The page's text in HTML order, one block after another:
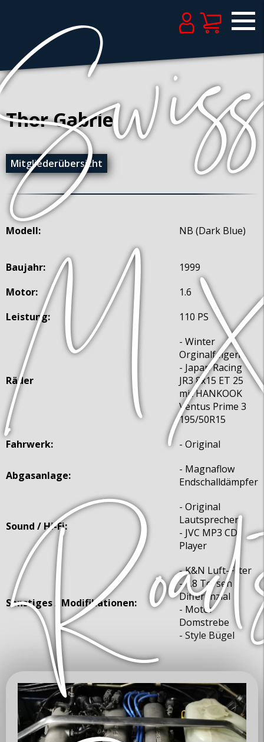
Thor Gabriel
Mitgliederübersicht
Modell: NB (Dark Blue)
Baujahr:
1999
Motor:
1.6
Leistung:
110 PS
Räder
- Winter
Orginalfelgen
- Japan Racing
JR3 8x15 ET 25
mit HANKOOK
Ventus Prime 3
195/50R15
Fahrwerk:
- Original
Abgasanlage:
- Magnaflow
Endschalldämpfer
Sound / Hi-Fi:
- Original
Lautsprecher
- JVC MP3 CD
Player
Sonstiges / Modifikationen:
- K&N Luft-Filter
- 1.8 Torsen
Differenzial
- Motor
Domstrebe
- Style Bügel